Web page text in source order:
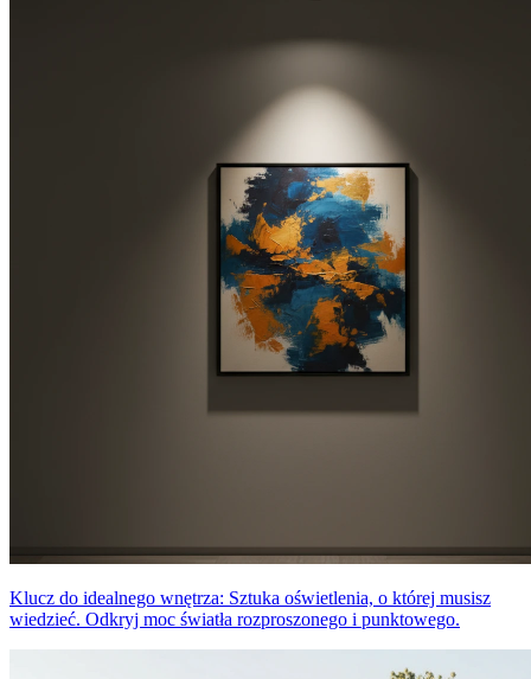
Klucz do idealnego wnętrza: Sztuka oświetlenia, o której musisz
wiedzieć. Odkryj moc światła rozproszonego i punktowego.